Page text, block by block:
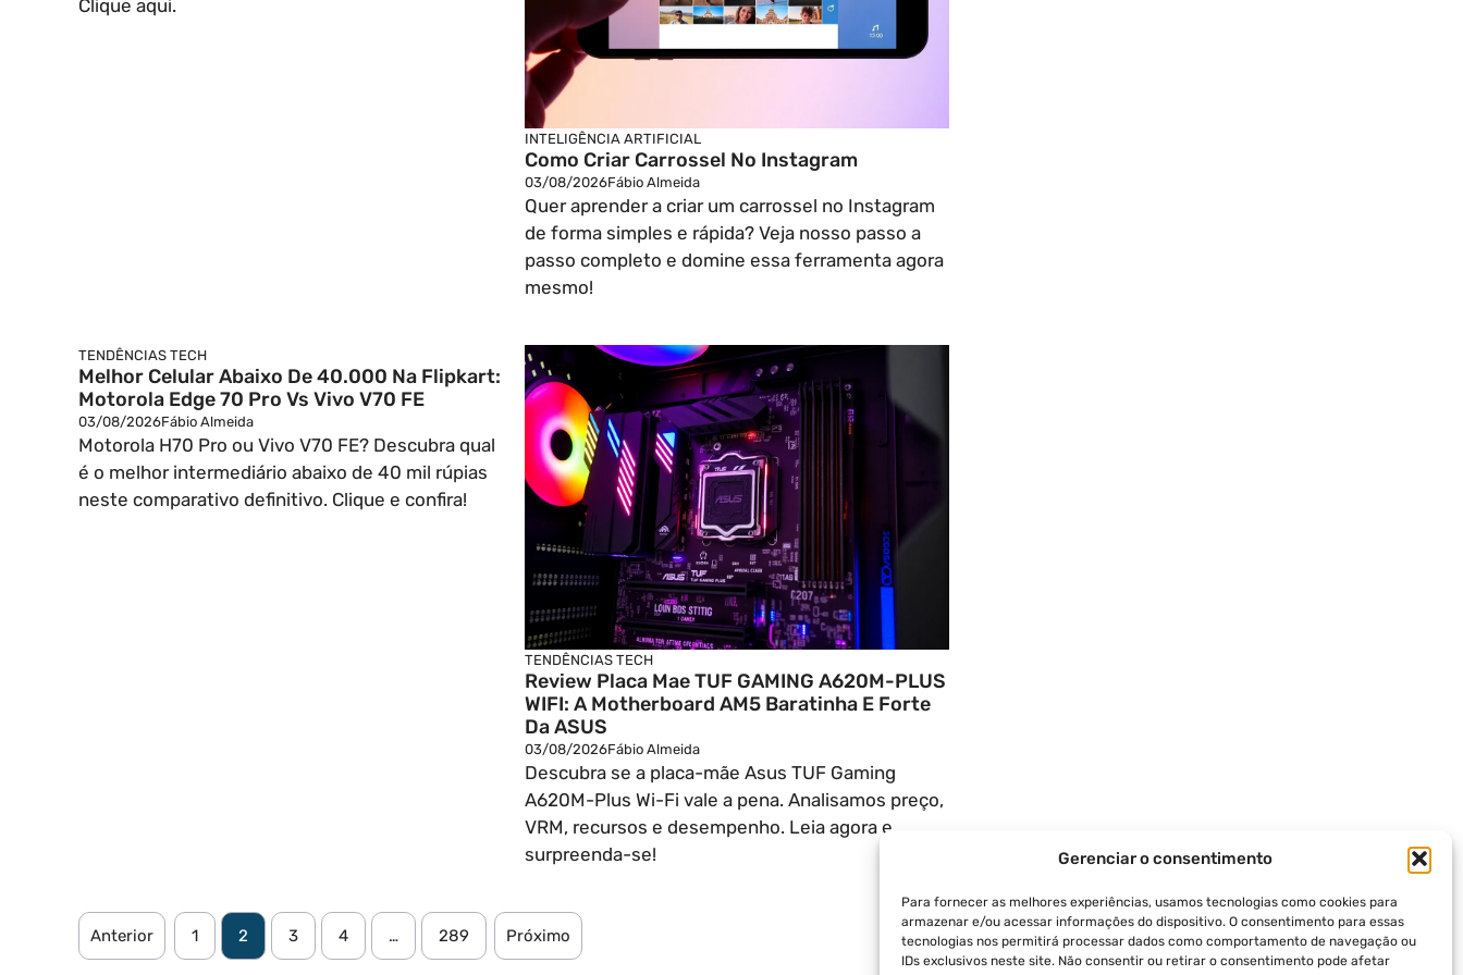
Gerenciar o consentimento
Para fornecer as melhores experiências, usamos tecnologias como cookies para
armazenar e/ou acessar informações do dispositivo. O consentimento para essas
tecnologias nos permitirá processar dados como comportamento de navegação ou
IDs exclusivos neste site. Não consentir ou retirar o consentimento pode afetar
Clique aqui.
INTELIGÊNCIA ARTIFICIAL
Como Criar Carrossel No Instagram
03/08/2026Fábio Almeida
Quer aprender a criar um carrossel no Instagram
de forma simples e rápida? Veja nosso passo a
passo completo e domine essa ferramenta agora
mesmo!
TENDÊNCIAS TECH
Melhor Celular Abaixo De 40.000 Na Flipkart:
Motorola Edge 70 Pro Vs Vivo V70 FE
03/08/2026Fábio Almeida
Motorola H70 Pro ou Vivo V70 FE? Descubra qual
é o melhor intermediário abaixo de 40 mil rúpias
neste comparativo definitivo. Clique e confira!
TENDÊNCIAS TECH
Review Placa Mae TUF GAMING A620M-PLUS
WIFI: A Motherboard AM5 Baratinha E Forte
Da ASUS
03/08/2026Fábio Almeida
Descubra se a placa-mãe Asus TUF Gaming
A620M-Plus Wi-Fi vale a pena. Analisamos preço,
VRM, recursos e desempenho. Leia agora e
surpreenda-se!
Anterior 1 2 3 4 … 289 Próximo